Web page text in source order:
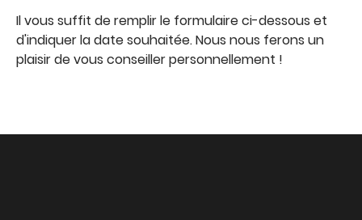
Il vous suffit de remplir le formulaire ci-dessous et
d'indiquer la date souhaitée. Nous nous ferons un
plaisir de vous conseiller personnellement !